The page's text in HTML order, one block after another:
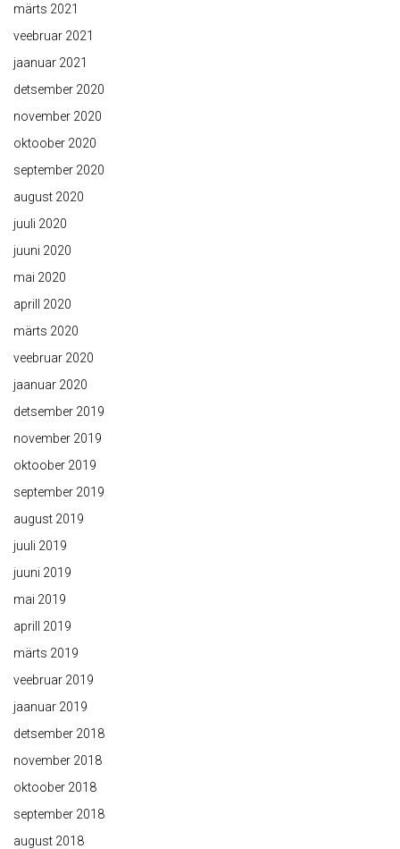
märts 2021
veebruar 2021
jaanuar 2021
detsember 2020
november 2020
oktoober 2020
september 2020
august 2020
juuli 2020
juuni 2020
mai 2020
aprill 2020
märts 2020
veebruar 2020
jaanuar 2020
detsember 2019
november 2019
oktoober 2019
september 2019
august 2019
juuli 2019
juuni 2019
mai 2019
aprill 2019
märts 2019
veebruar 2019
jaanuar 2019
detsember 2018
november 2018
oktoober 2018
september 2018
august 2018